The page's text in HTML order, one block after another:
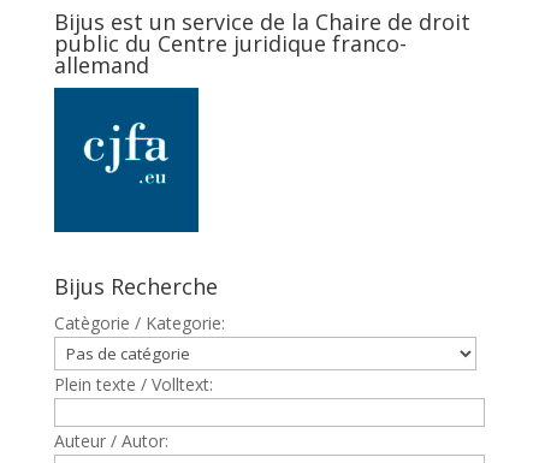
Bijus est un service de la Chaire de droit
public du Centre juridique franco-
allemand
Bijus Recherche
Catègorie / Kategorie:
Plein texte / Volltext:
Auteur / Autor: